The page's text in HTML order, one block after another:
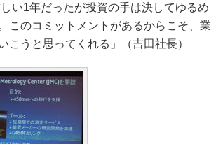
い1年だったが投資の手は決してゆるめ
このコミットメントがあるからこそ、業
うと思ってくれる」（吉田社長）